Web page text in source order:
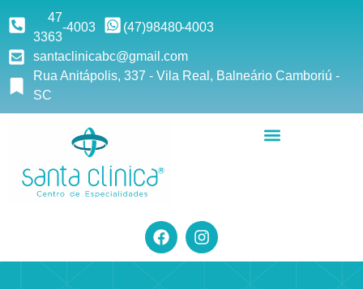
47
3363
-4003 (47)98480-4003
santaclinicabc@gmail.com
Rua Anitápolis, 337 - Vila Real, Balneário Camboriú -
SC